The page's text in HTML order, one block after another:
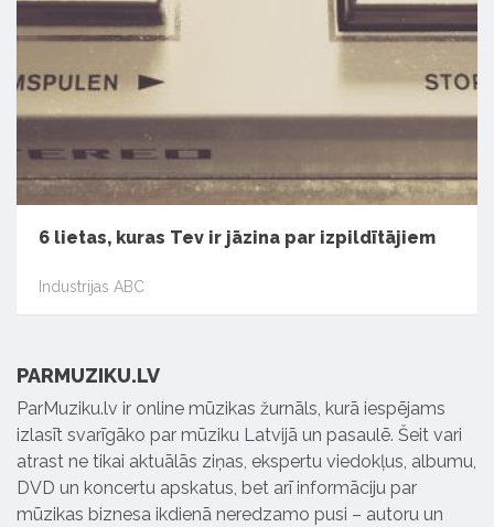
6 lietas, kuras Tev ir jāzina par izpildītājiem
Industrijas ABC
PARMUZIKU.LV
ParMuziku.lv ir online mūzikas žurnāls, kurā iespējams
izlasīt svarīgāko par mūziku Latvijā un pasaulē. Šeit vari
atrast ne tikai aktuālās ziņas, ekspertu viedokļus, albumu,
DVD un koncertu apskatus, bet arī informāciju par
mūzikas biznesa ikdienā neredzamo pusi – autoru un